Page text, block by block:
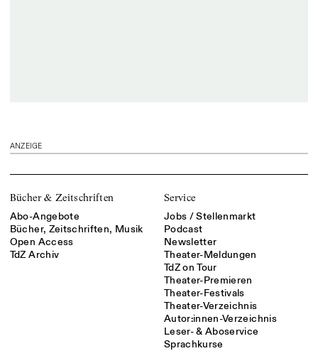
ANZEIGE
Bücher & Zeitschriften
Abo-Angebote
Bücher, Zeitschriften, Musik
Open Access
TdZ Archiv
Service
Jobs / Stellenmarkt
Podcast
Newsletter
Theater-Meldungen
TdZ on Tour
Theater-Premieren
Theater-Festivals
Theater-Verzeichnis
Autor:innen-Verzeichnis
Leser- & Aboservice
Sprachkurse